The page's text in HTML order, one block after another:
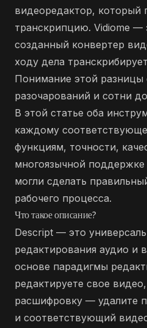
видеоредактор, который
транскрипцию. Vidiome —
созданный конвертер
ходу дела
Понимание этой разницы
разочарований и сотни
В этой статье оба
каждому
функциям, точности,
многоязычной
могли сделать
рабочего процесса.
Что такое описание?
Descript — это
редактирования аудио и
основе парадигмы
редактируете свое
расшифровку — удалите
и соответствующий